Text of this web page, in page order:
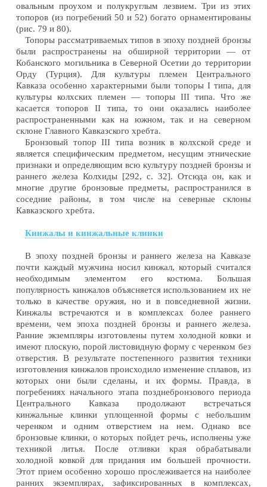
овальным проухом и полукруглым лезвием. Три из этих
топоров (из погребений 50 и 52) богато орнаментированы
(рис. 79 и 80).
Топоры рассматриваемых типов в эпоху поздней бронзы
были распространены на обширной территории — от
Кобанского могильника в Северной Осетии до территории
Орду (Турция). Для культуры племен Центрального
Кавказа особенно характерными были топоры I типа, для
культуры колхских племен — топоры III типа. Что же
касается топоров II типа, то они оказались наиболее
распространенными как на южном, так и на северном
склоне Главного Кавказского хребта.
Бронзовый топор III типа возник в колхской среде и
является специфическим предметом, несущим этнические
признаки и определяющим всю культуру поздней бронзы и
раннего железа Колхиды [292, с. 32]. Отсюда он, как и
многие другие бронзовые предметы, распространился в
соседние районы, в том числе на северные склоны
Кавказского хребта.
Кинжалы и кинжальные клинки
В эпоху поздней бронзы и раннего железа на Кавказе
почти каждый мужчина носил кинжал, который считался
необходимым элементом его костюма. Большая
популярность кинжалов объясняется использованием их не
только в качестве оружия, но и в повседневной жизни.
Кинжалы встречаются и в комплексах более раннего
времени, чем эпоха поздней бронзы и раннего железа.
Ранние экземпляры изготовлены путем холодной ковки и
имеют плоскую, порой листовидную форму с черенком без
отверстия. В результате постепенного развития техники
изготовления кинжалов происходило изменение сплавов, из
которых они были сделаны, и их формы. Правда, в
погребениях начального этапа позднебронзового периода
Центрального Кавказа продолжают встречаться
кинжальные клинки уплощенной формы с небольшим
черенком и одним отверстием на нем. Однако все
бронзовые клинки, о которых пойдет речь, исполнены уже
техникой литья. После отливки края обрабатывали
холодной ковкой для придания им большей прочности.
Этот прием особенно хорошо прослеживается на наиболее
ранних экземплярах, зафиксированных в комплексах,